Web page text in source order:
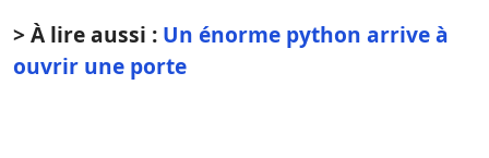
> À lire aussi : Un énorme python arrive à
ouvrir une porte